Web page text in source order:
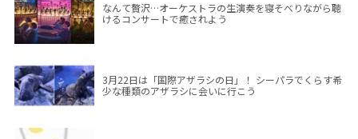
なんて贅沢…オーケストラの生演奏を寝そべりながら聴
けるコンサートで癒されよう
3月22日は「国際アザラシの日」！ シーパラでくらす希
少な種類のアザラシに会いに行こう